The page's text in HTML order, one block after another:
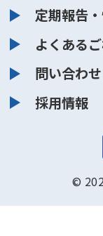
定期報告
よくある
問い合わ
採用情報
©